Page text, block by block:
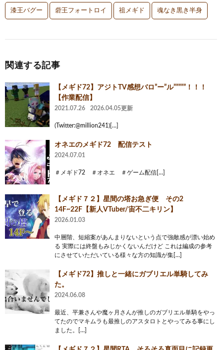
漆王バグー 砦王フォートロイ 祖メギド 魂なき黒き半身
関連する記事
【メギド72】アジトTV感想バロ”ー”ル”””””！！！
【作業配信】
2021.07.26 2026.04.05更新
(Twitter:@million241)[…]
オネエのメギド72 配信テスト
2024.07.01
＃メギド72 ＃オネエ ＃ゲーム配信[…]
【メギド７２】星間の塔お急ぎ便 その2
14F~22F【新人VTuber/宙不二キリン】
2026.01.03
中層階、短縮案があんまりないという点で強敵感が漂い始め
る 実際には終盤もみじかくないんだけど これは編成の参考
にさせていただいている様々な方の知識が集[…]
‪【メギド72】‬推しと一緒にガブリエル単騎してみ
た。
2024.06.08
最近、平兼さんや魔ヶ月さんが推しのガブリエル単騎をやっ
てたのでマキムラも最推しのアスタロトとやってみる事にし
ました。[…]